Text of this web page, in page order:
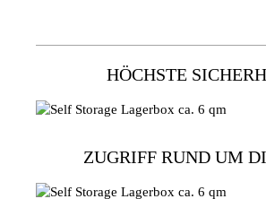
HÖCHSTE
ZUGRIFF RUND UM